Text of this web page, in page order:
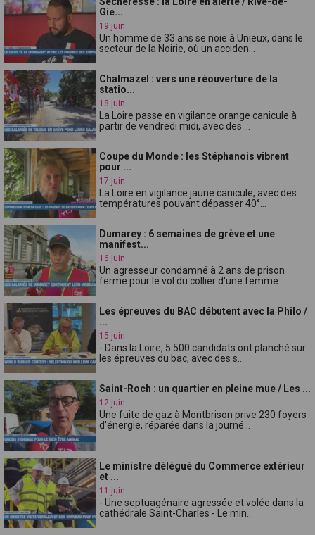
Gie...
19 juin
Un homme de 33 ans se noie à Unieux, dans le
secteur de la Noirie, où un acciden...
Chalmazel : vers une réouverture de la
statio...
18 juin
La Loire passe en vigilance orange canicule à
partir de vendredi midi, avec des ...
Coupe du Monde : les Stéphanois vibrent
pour ...
17 juin
La Loire en vigilance jaune canicule, avec des
températures pouvant dépasser 40°...
Dumarey : 6 semaines de grève et une
manifest...
16 juin
Un agresseur condamné à 2 ans de prison
ferme pour le vol du collier d'une femme...
Les épreuves du BAC débutent avec la Philo /
...
15 juin
- Dans la Loire, 5 500 candidats ont planché sur
les épreuves du bac, avec des s...
Saint-Roch : un quartier en pleine mue / Les ...
12 juin
Une fuite de gaz à Montbrison prive 230 foyers
d'énergie, réparée dans la journé...
Le ministre délégué du Commerce extérieur
et ...
11 juin
- Une septuagénaire agressée et volée dans la
cathédrale Saint-Charles - Le min...